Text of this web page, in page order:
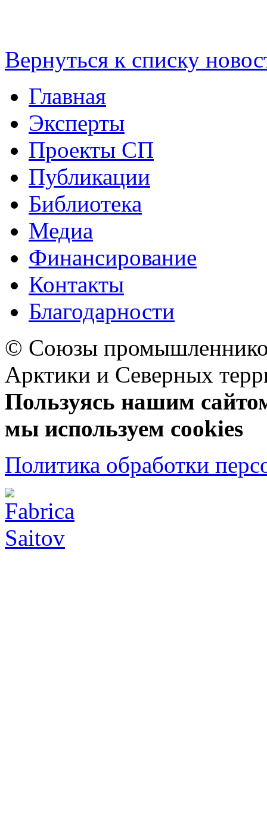
Вернуться к списку
Главная
Эксперты
Проекты СП
Публикации
Библиотека
Медиа
Финансирование
Контакты
Благодарности
© Союзы
Арктики и Северных
Пользуясь нашим
мы используем cookies
Политика обработки